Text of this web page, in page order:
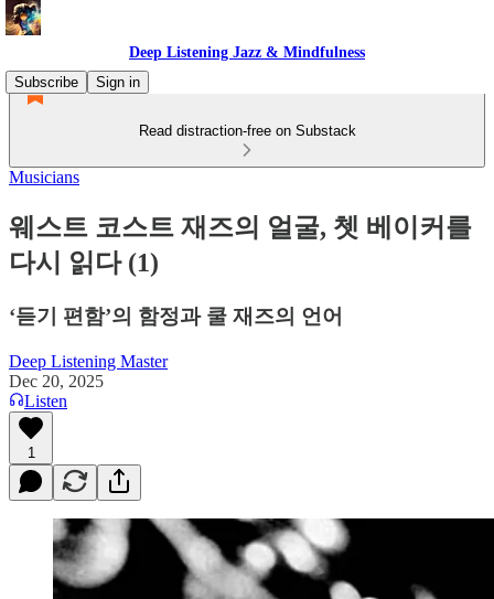
Deep Listening Jazz & Mindfulness
Subscribe
Sign in
Read distraction-free on Substack
Musicians
웨스트 코스트 재즈의 얼굴, 쳇 베이커를
다시 읽다 (1)
‘듣기 편함’의 함정과 쿨 재즈의 언어
Deep Listening Master
Dec 20, 2025
Listen
1